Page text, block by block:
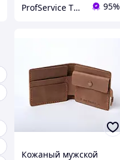
ProfService ТОВ "Профессиональный сервис" 95%
Кожаный мужской